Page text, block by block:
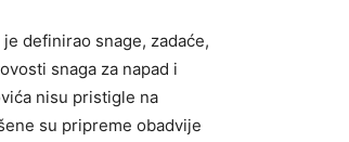
definirao snage, zadaće,
snaga za napad i
nisu pristigle na
su pripreme obadvije